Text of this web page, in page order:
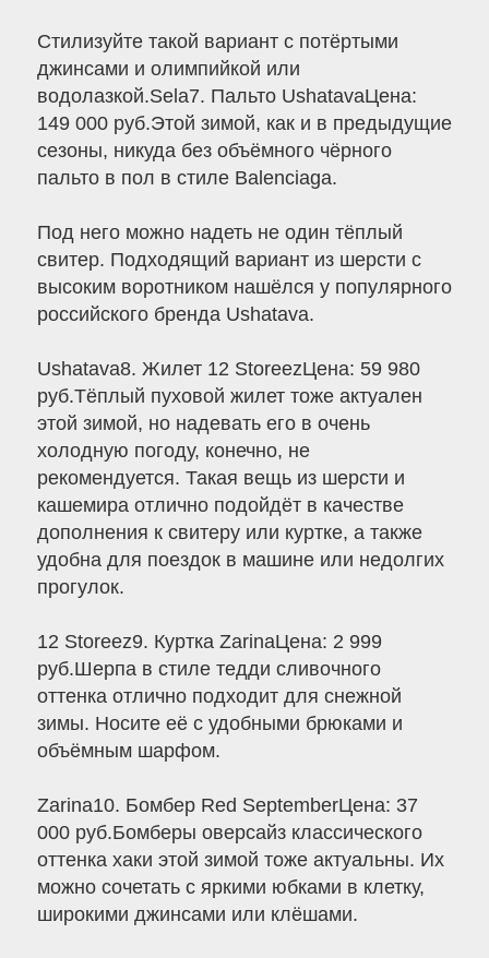
Стилизуйте такой вариант с потёртыми
джинсами и олимпийкой или
водолазкой.Sela7. Пальто UshatavaЦена:
149 000 руб.Этой зимой, как и в предыдущие
сезоны, никуда без объёмного чёрного
пальто в пол в стиле Balenciaga.
Под него можно надеть не один тёплый
свитер. Подходящий вариант из шерсти с
высоким воротником нашёлся у популярного
российского бренда Ushatava.
Ushatava8. Жилет 12 StoreezЦена: 59 980
руб.Тёплый пуховой жилет тоже актуален
этой зимой, но надевать его в очень
холодную погоду, конечно, не
рекомендуется. Такая вещь из шерсти и
кашемира отлично подойдёт в качестве
дополнения к свитеру или куртке, а также
удобна для поездок в машине или недолгих
прогулок.
12 Storeez9. Куртка ZarinaЦена: 2 999
руб.Шерпа в стиле тедди сливочного
оттенка отлично подходит для снежной
зимы. Носите её с удобными брюками и
объёмным шарфом.
Zarina10. Бомбер Red SeptemberЦена: 37
000 руб.Бомберы оверсайз классического
оттенка хаки этой зимой тоже актуальны. Их
можно сочетать с яркими юбками в клетку,
широкими джинсами или клёшами.